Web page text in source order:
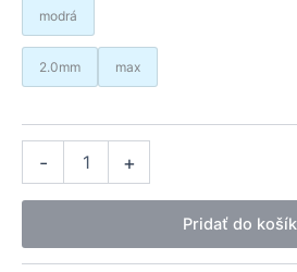
modrá
2.0mm max
- +
Pridať do